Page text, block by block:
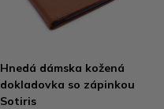
Hnedá dámska kožená
dokladovka so zápinkou
Sotiris